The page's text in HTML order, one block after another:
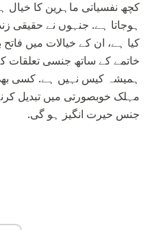
کچھ نفسیاتی ماہرین کا خیال
ہوجاتا ہے. جنہوں نے حقیقی
کیا ہے، ان کے خیالات میں
خاتمے کے ساتھ جنسی تعلقات
ہمیشہ کیس نہیں ہے. کسی
مہلک خوبصورتی میں تبدیل
جنس حیرت انگیز ہو گی.